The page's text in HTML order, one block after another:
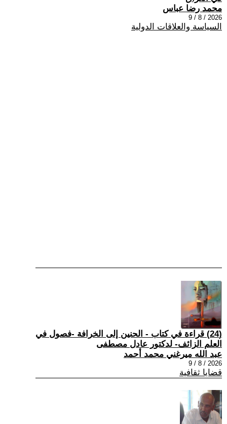
محمد رضا عباس
2026 / 8 / 9
السياسة والعلاقات الدولية
(24) قراءة في كتاب - الحنين إلى الخرافة -فصول في
العلم الزائف- لدكتور عادل مصطفى
عبد الله ميرغني محمد أحمد
2026 / 8 / 9
قضايا ثقافية